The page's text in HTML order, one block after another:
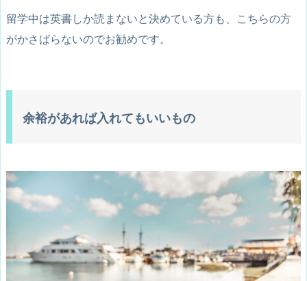
留学中は英書しか読まないと決めている方も、こちらの方
がかさばらないのでお勧めです。
余裕があれば入れてもいいもの